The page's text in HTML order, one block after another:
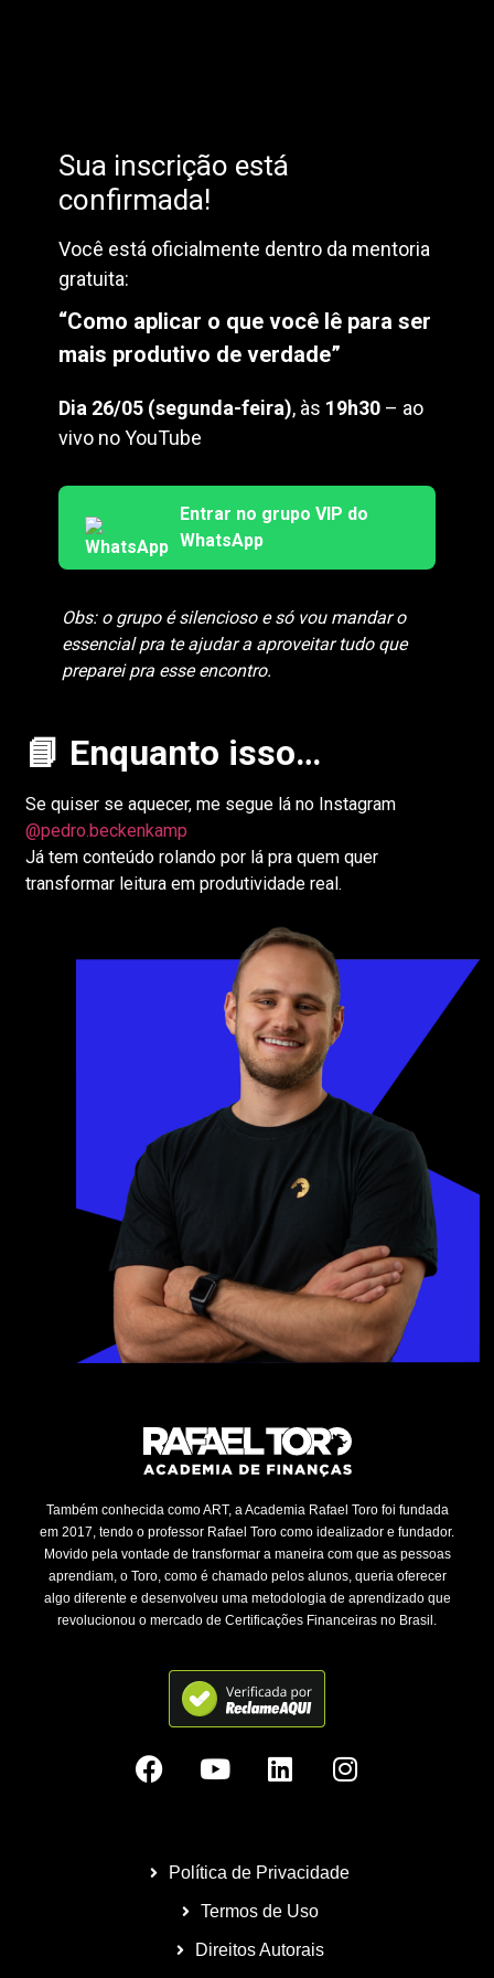
Sua inscrição está
confirmada!
Você está oficialmente dentro da mentoria
gratuita:
“Como aplicar o que você lê para ser
mais produtivo de verdade”
Dia 26/05 (segunda-feira), às 19h30 – ao
vivo no YouTube
Entrar no grupo VIP do
WhatsApp
Obs: o grupo é silencioso e só vou mandar o
essencial pra te ajudar a aproveitar tudo que
preparei pra esse encontro.
📘 Enquanto isso…
Se quiser se aquecer, me segue lá no Instagram
@pedro.beckenkamp
Já tem conteúdo rolando por lá pra quem quer
transformar leitura em produtividade real.
Também conhecida como ART, a Academia Rafael Toro foi fundada
em 2017, tendo o professor Rafael Toro como idealizador e fundador.
Movido pela vontade de transformar a maneira com que as pessoas
aprendiam, o Toro, como é chamado pelos alunos, queria oferecer
algo diferente e desenvolveu uma metodologia de aprendizado que
revolucionou o mercado de Certificações Financeiras no Brasil.
Política de Privacidade
Termos de Uso
Direitos Autorais